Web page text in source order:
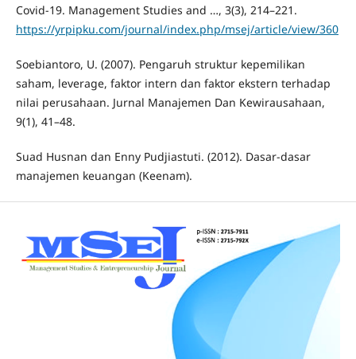
Covid-19. Management Studies and …, 3(3), 214–221.
https://yrpipku.com/journal/index.php/msej/article/view/360
Soebiantoro, U. (2007). Pengaruh struktur kepemilikan
saham, leverage, faktor intern dan faktor ekstern terhadap
nilai perusahaan. Jurnal Manajemen Dan Kewirausahaan,
9(1), 41–48.
Suad Husnan dan Enny Pudjiastuti. (2012). Dasar-dasar
manajemen keuangan (Keenam).